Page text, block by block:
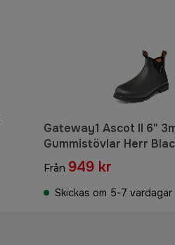
Gateway1 Ascot II 6" 3mm
Gummistövlar Herr
Från 949 kr
Skickas om 5-7 vardagar